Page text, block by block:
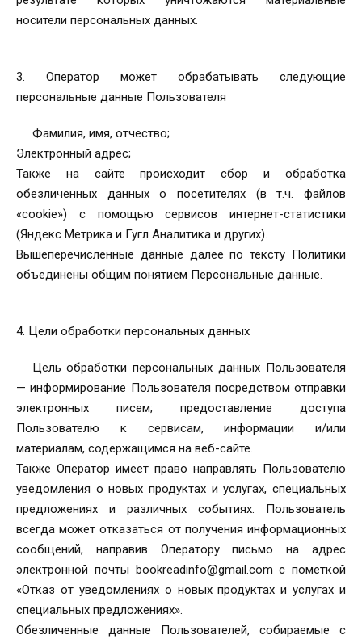
носители персональных данных.
3. Оператор может обрабатывать следующие
персональные данные Пользователя
Фамилия, имя, отчество;
Электронный адрес;
Также на сайте происходит сбор и обработка
обезличенных данных о посетителях (в т.ч. файлов
«cookie») с помощью сервисов интернет-статистики
(Яндекс Метрика и Гугл Аналитика и других).
Вышеперечисленные данные далее по тексту Политики
объединены общим понятием Персональные данные.
4. Цели обработки персональных данных
Цель обработки персональных данных Пользователя
— информирование Пользователя посредством отправки
электронных писем; предоставление доступа
Пользователю к сервисам, информации и/или
материалам, содержащимся на веб-сайте.
Также Оператор имеет право направлять Пользователю
уведомления о новых продуктах и услугах, специальных
предложениях и различных событиях. Пользователь
всегда может отказаться от получения информационных
сообщений, направив Оператору письмо на адрес
электронной почты bookreadinfo@gmail.com с пометкой
«Отказ от уведомлениях о новых продуктах и услугах и
специальных предложениях».
Обезличенные данные Пользователей, собираемые с